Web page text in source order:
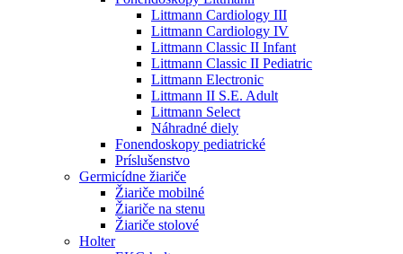
Littmann Cardiology III
Littmann Cardiology IV
Littmann Classic II Infant
Littmann Classic II Pediatric
Littmann Electronic
Littmann II S.E. Adult
Littmann Select
Náhradné diely
Fonendoskopy pediatrické
Príslušenstvo
Germicídne žiariče
Žiariče mobilné
Žiariče na stenu
Žiariče stolové
Holter